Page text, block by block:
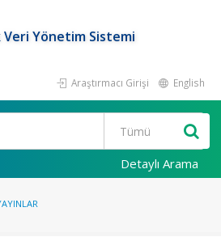
Veri Yönetim Sistemi
Araştırmacı Girişi English
Detaylı Arama